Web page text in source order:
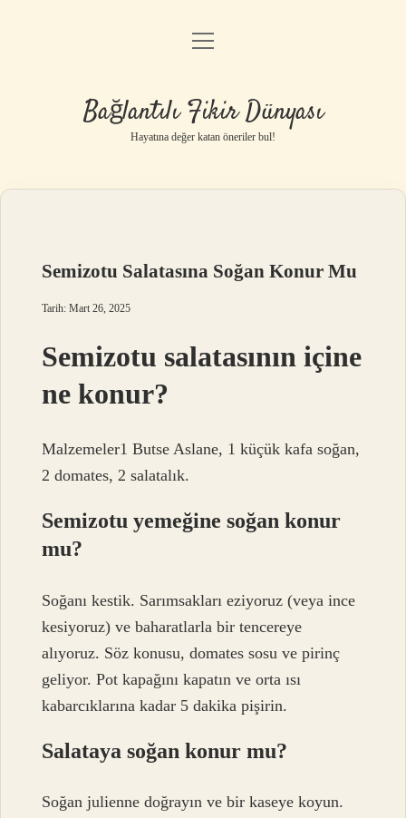
Anasayfa
Yasal Uyarı
menüyü
Bağlantılı Fikir Dünyası
Hayatına değer katan öneriler bul!
Semizotu Salatasına Soğan Konur Mu
Tarih: Mart 26, 2025
Semizotu salatasının içine
ne konur?
Malzemeler1 Butse Aslane, 1 küçük kafa soğan,
2 domates, 2 salatalık.
Semizotu yemeğine soğan konur
mu?
Soğanı kestik. Sarımsakları eziyoruz (veya ince
kesiyoruz) ve baharatlarla bir tencereye
alıyoruz. Söz konusu, domates sosu ve pirinç
geliyor. Pot kapağını kapatın ve orta ısı
kabarcıklarına kadar 5 dakika pişirin.
Salataya soğan konur mu?
Soğan julienne doğrayın ve bir kaseye koyun.